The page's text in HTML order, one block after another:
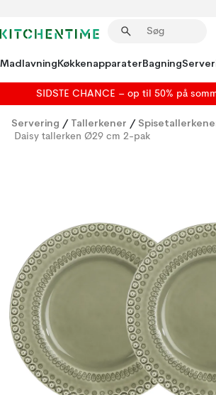
MadlavningKøkkenapparaterBagning
SIDSTE CHANCE – op til 50% på
Servering / Tallerkener /
Daisy tallerken Ø29 cm 2-pak